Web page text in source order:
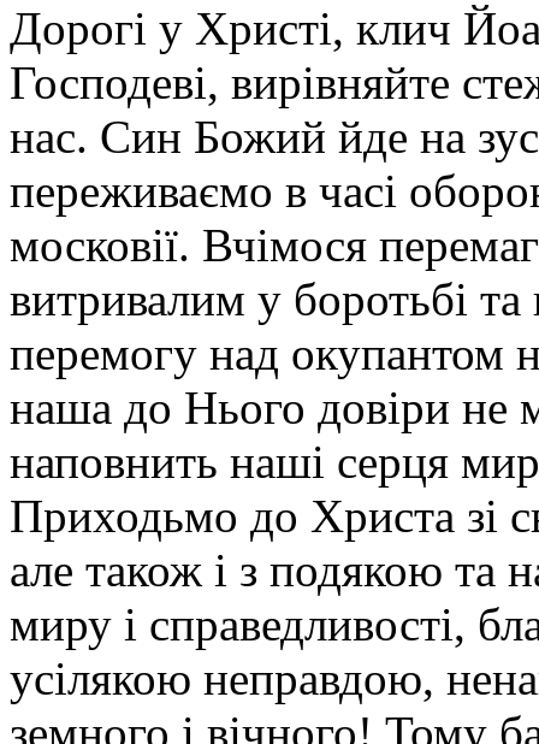
Дорогі у Христі, клич
Господеві, вирівняйте
нас. Син Божий йде на
переживаємо в часі
московії. Вчімося
витривалим у боротьбі
перемогу над окупантом
наша до Нього довіри не
наповнить наші серця
Приходьмо до Христа зі
але також і з подякою та
миру і справедливості,
усілякою неправдою,
земного і вічного! Тому